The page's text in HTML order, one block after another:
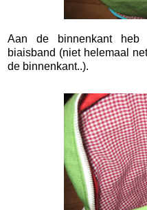
Aan de binnenkant
biaisband (niet helemaal
de binnenkant..).